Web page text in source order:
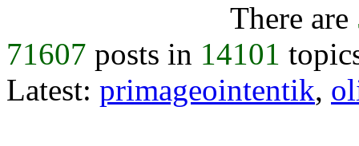
There are
71607 posts in 14101
Latest: primageointentik,